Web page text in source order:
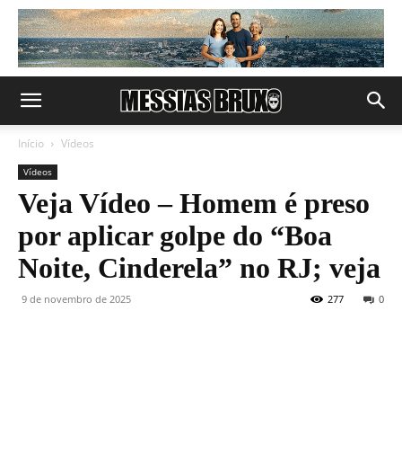
Início Vídeos
Vídeos
Veja Vídeo – Homem é preso
por aplicar golpe do “Boa
Noite, Cinderela” no RJ; veja
9 de novembro de 2025 0
277